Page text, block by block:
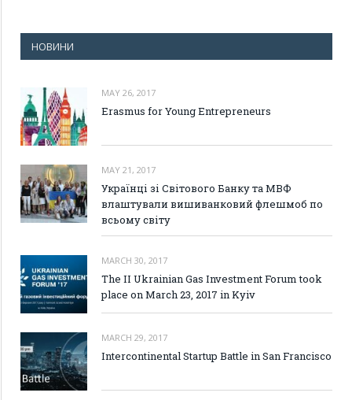
НОВИНИ
MAY 26, 2017
Erasmus for Young Entrepreneurs
MAY 21, 2017
Українці зі Світового Банку та МВФ
влаштували вишиванковий флешмоб по
всьому світу
MARCH 30, 2017
The II Ukrainian Gas Investment Forum took
place on March 23, 2017 in Kyiv
MARCH 29, 2017
Intercontinental Startup Battle in San Francisco